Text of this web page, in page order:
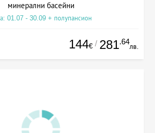
минерални басейни
01.07 - 30.09 + полупансион
144€ / 281.64
лв.